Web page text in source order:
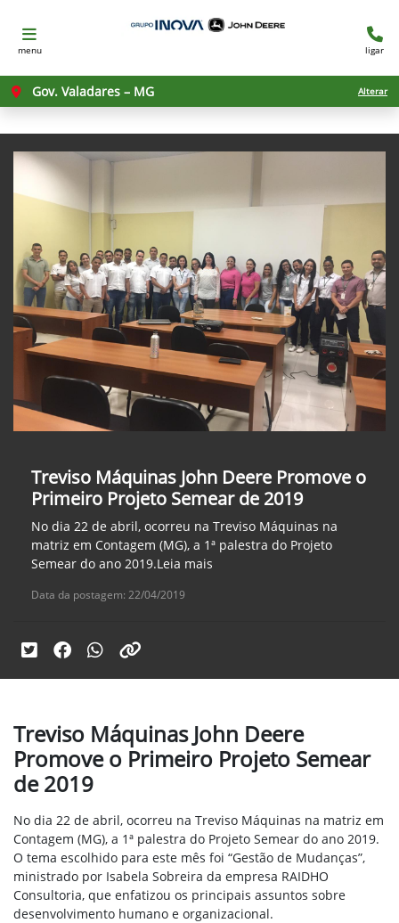
menu ligar
Gov. Valadares – MG Alterar
Treviso Máquinas John Deere Promove o
Primeiro Projeto Semear de 2019
No dia 22 de abril, ocorreu na Treviso Máquinas na
matriz em Contagem (MG), a 1ª palestra do Projeto
Semear do ano 2019.Leia mais
Data da postagem: 22/04/2019
Treviso Máquinas John Deere
Promove o Primeiro Projeto Semear
de 2019
No dia 22 de abril, ocorreu na Treviso Máquinas na matriz em
Contagem (MG), a 1ª palestra do Projeto Semear do ano 2019.
O tema escolhido para este mês foi “Gestão de Mudanças”,
ministrado por Isabela Sobreira da empresa RAIDHO
Consultoria, que enfatizou os principais assuntos sobre
desenvolvimento humano e organizacional.